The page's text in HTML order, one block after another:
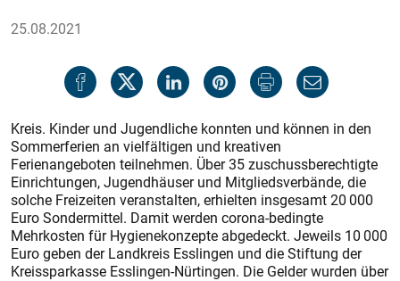
25.08.2021
Kreis. Kinder und Jugendliche konnten und können in den
Sommerferien an vielfältigen und kreativen
Ferienangeboten teilnehmen. Über 35 zuschussberechtigte
Einrichtungen, Jugendhäuser und Mitgliedsverbände, die
solche Freizeiten veranstalten, erhielten insgesamt 20 000
Euro Sondermittel. Damit werden corona-bedingte
Mehrkosten für Hygienekonzepte abgedeckt. Jeweils 10 000
Euro geben der Landkreis Esslingen und die Stiftung der
Kreissparkasse Esslingen-Nürtingen. Die Gelder wurden über